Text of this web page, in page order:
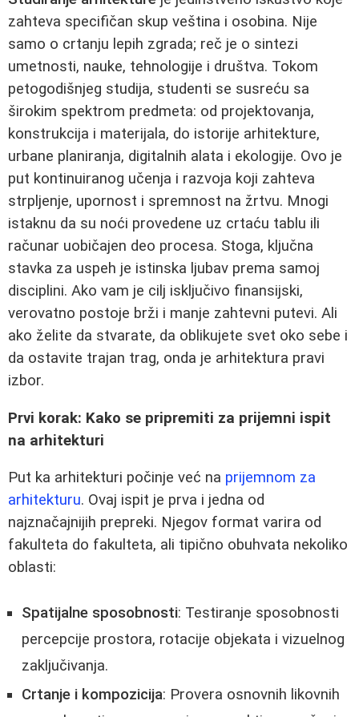
zahteva specifičan skup veština i osobina. Nije
samo o crtanju lepih zgrada; reč je o sintezi
umetnosti, nauke, tehnologije i društva. Tokom
petogodišnjeg studija, studenti se susreću sa
širokim spektrom predmeta: od projektovanja,
konstrukcija i materijala, do istorije arhitekture,
urbane planiranja, digitalnih alata i ekologije. Ovo je
put kontinuiranog učenja i razvoja koji zahteva
strpljenje, upornost i spremnost na žrtvu. Mnogi
istaknu da su noći provedene uz crtaću tablu ili
računar uobičajen deo procesa. Stoga, ključna
stavka za uspeh je istinska ljubav prema samoj
disciplini. Ako vam je cilj isključivo finansijski,
verovatno postoje brži i manje zahtevni putevi. Ali
ako želite da stvarate, da oblikujete svet oko sebe i
da ostavite trajan trag, onda je arhitektura pravi
izbor.
Prvi korak: Kako se pripremiti za prijemni ispit
na arhitekturi
Put ka arhitekturi počinje već na prijemnom za
arhitekturu. Ovaj ispit je prva i jedna od
najznačajnijih prepreki. Njegov format varira od
fakulteta do fakulteta, ali tipično obuhvata nekoliko
oblasti:
Spatijalne sposobnosti: Testiranje sposobnosti
percepcije prostora, rotacije objekata i vizuelnog
zaključivanja.
Crtanje i kompozicija: Provera osnovnih likovnih